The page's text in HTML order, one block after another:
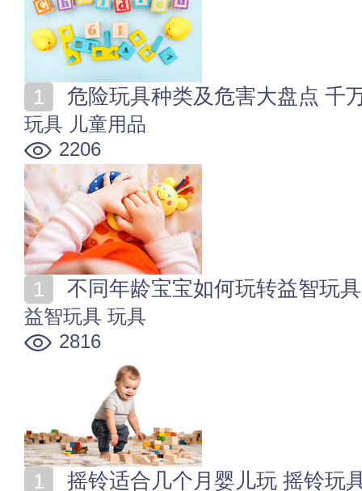
危险玩具种类及危害大盘点 千
玩具 儿童用品
2206
不同年龄宝宝如何玩转益智玩
益智玩具 玩具
2816
摇铃适合几个月婴儿玩 摇铃玩